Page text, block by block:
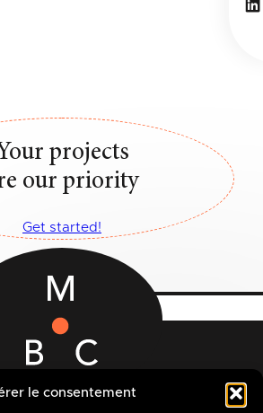
le consentement
projects
our priority
Get started!
14 Rue des Quatre Fils Aymon